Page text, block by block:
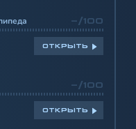
-/100
ОТКРЫТЬ
-/100
ОТКРЫТЬ